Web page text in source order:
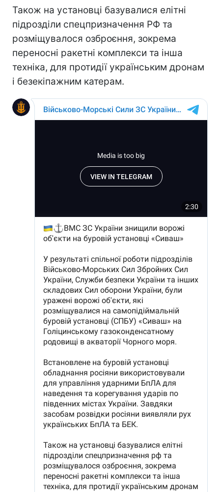
Також на установці базувалися елітні
підрозділи спецпризначення РФ та
розміщувалося озброєння, зокрема
переносні ракетні комплекси та інша
техніка, для протидії українським дронам
і безекіпажним катерам.